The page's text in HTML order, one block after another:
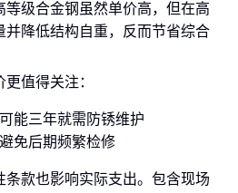
级合金钢虽然单价高，但在高
并降低结构自重，反而节省综合
值得关注：
能三年就需防锈维护
免后期频繁检修
条款也影响实际支出。包含现场